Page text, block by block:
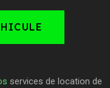
services de location de